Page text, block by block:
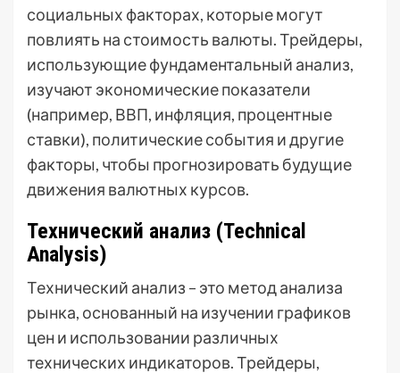
социальных факторах, которые могут
повлиять на стоимость валюты. Трейдеры,
использующие фундаментальный анализ,
изучают экономические показатели
(например, ВВП, инфляция, процентные
ставки), политические события и другие
факторы, чтобы прогнозировать будущие
движения валютных курсов.
Технический анализ (Technical
Analysis)
Технический анализ – это метод анализа
рынка, основанный на изучении графиков
цен и использовании различных
технических индикаторов. Трейдеры,